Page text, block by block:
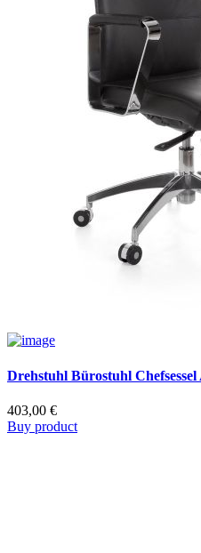
Drehstuhl Bürostuhl
403,00 €
Buy product